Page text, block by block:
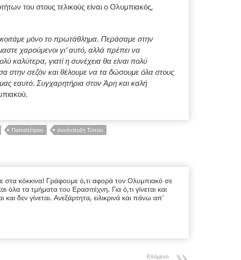
του στους τελικούς είναι ο Ολυμπιακός,
κοιτάμε μόνο το πρωτάθλημα. Περάσαμε στην
χαρούμενοι γι’ αυτό, αλλά πρέπει να
καλύτερα, γιατί η συνέχεια θα είναι πολύ
στην σεζόν και θέλουμε να τα δώσουμε όλα στους
εαυτό. Συγχαρητήρια στον Άρη και καλή
Παπαπέτρου συνέντευξη Τύπου
κόκκινα! Γράφουμε ό,τι αφορά τον Ολυμπιακό σε
τα τμήματα του Ερασιτέχνη. Για ό,τι γίνεται και
και δεν γίνεται. Ανεξάρτητα, ειλικρινά και πάνω απ'
Επόμενο